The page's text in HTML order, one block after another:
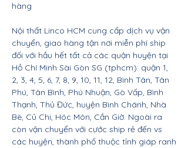
hàng
Nội thất Linco HCM cung cấp dịch vụ vận
chuyển, giao hàng tận nơi miễn phí ship
đối với hầu hết tất cả các quận huyện tại
Hồ Chí Minh Sài Gòn SG (tphcm): quận 1,
2, 3, 4, 5, 6, 7, 8, 9, 10, 11, 12, Bình Tân, Tân
Phú, Tân Bình, Phú Nhuận, Gò Vấp, Bình
Thạnh, Thủ Đức, huyện Bình Chánh, Nhà
Bè, Củ Chi, Hóc Môn, Cần Giờ. Ngoài ra
còn vận chuyển với cước ship rẻ đến vs
các huyện, thành phố thuộc tỉnh giáp ranh